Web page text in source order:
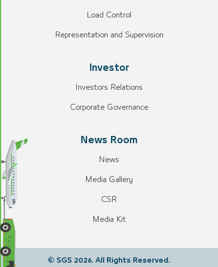
Load Control
Representation and Supervision
Investor
Investors Relations
Corporate Governance
News Room
News
Media Gallery
CSR
Media Kit
© SGS 2026. All Rights Reserved.